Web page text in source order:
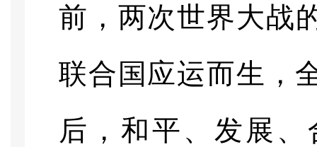
前，两次世界大战
联合国应运而生，
后，和平、发展